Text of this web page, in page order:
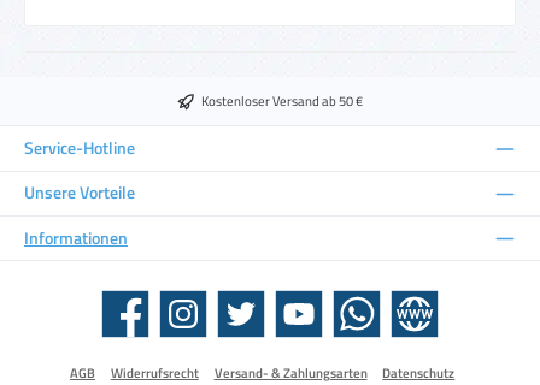
Kostenloser Versand ab 50 €
Service-Hotline
Unsere Vorteile
Informationen
Facebook Instagram Twitter YouTube WhatsApp Website
AGB Widerrufsrecht Versand- & Zahlungsarten
Datenschutz